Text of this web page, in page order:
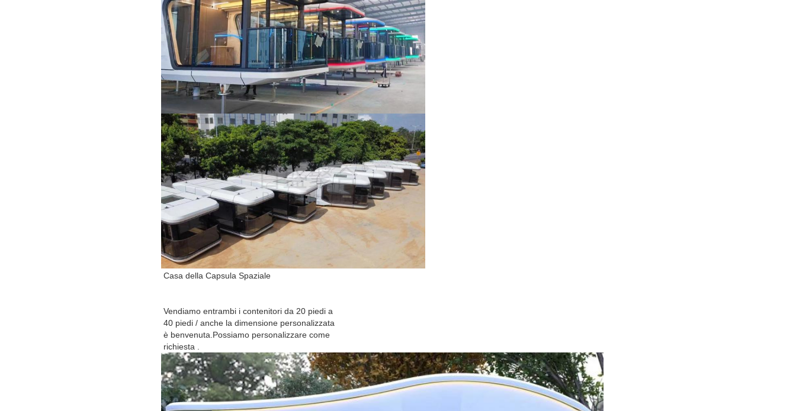
Casa della Capsula Spaziale
Vendiamo entrambi i contenitori da 20 piedi a
40 piedi / anche la dimensione personalizzata
è benvenuta.Possiamo personalizzare come
richiesta .